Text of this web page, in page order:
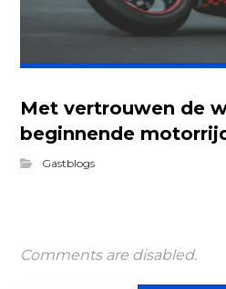
Met vertrouwen de
beginnende
Gastblogs
Comments are disabled.